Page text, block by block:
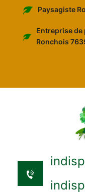
Paysagiste
Entreprise de
Ronchois